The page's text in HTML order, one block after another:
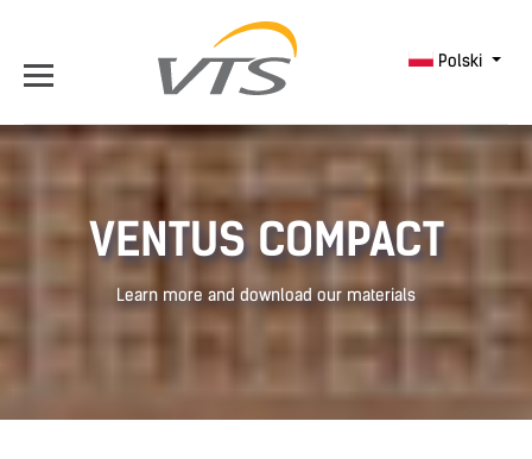
Polski
VENTUS COMPACT
Learn more and download our materials